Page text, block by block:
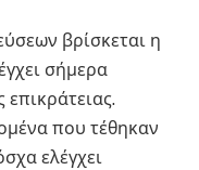
βρίσκεται η
σήμερα
που τέθηκαν
ελέγχει